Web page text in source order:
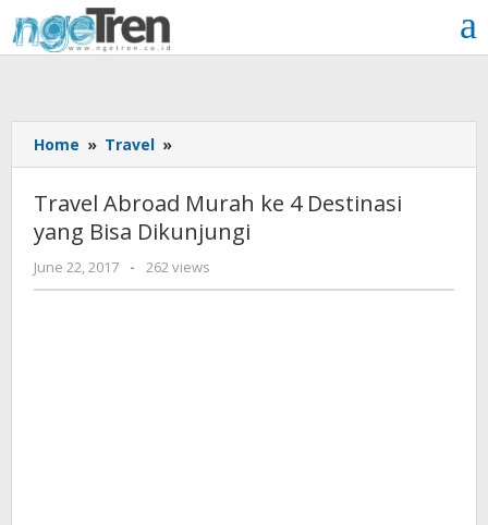
to
content
Home » Travel »
Abroad
ke
4
Destinasi
Travel Abroad Murah ke 4 Destinasi
yang Bisa Dikunjungi
June 22, 2017
by
Cynthia
- 262 views